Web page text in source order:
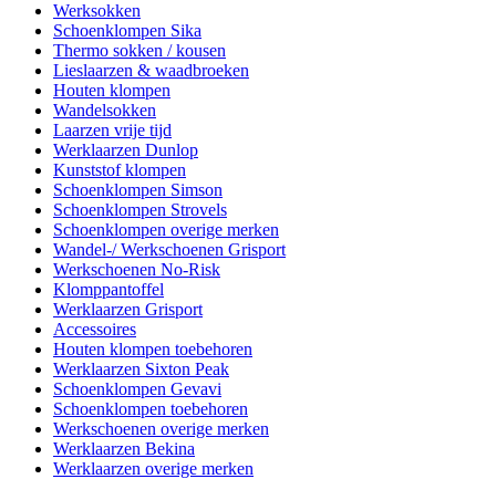
Werksokken
Schoenklompen Sika
Thermo sokken / kousen
Lieslaarzen & waadbroeken
Houten klompen
Wandelsokken
Laarzen vrije tijd
Werklaarzen Dunlop
Kunststof klompen
Schoenklompen Simson
Schoenklompen Strovels
Schoenklompen overige merken
Wandel-/ Werkschoenen Grisport
Werkschoenen No-Risk
Klomppantoffel
Werklaarzen Grisport
Accessoires
Houten klompen toebehoren
Werklaarzen Sixton Peak
Schoenklompen Gevavi
Schoenklompen toebehoren
Werkschoenen overige merken
Werklaarzen Bekina
Werklaarzen overige merken